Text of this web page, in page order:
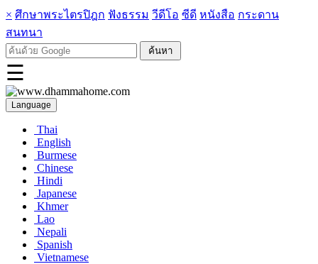
× ศึกษาพระไตรปิฎก ฟังธรรม วีดีโอ ซีดี หนังสือ กระดาน
สนทนา
☰
Language
Thai
English
Burmese
Chinese
Hindi
Japanese
Khmer
Lao
Nepali
Spanish
Vietnamese